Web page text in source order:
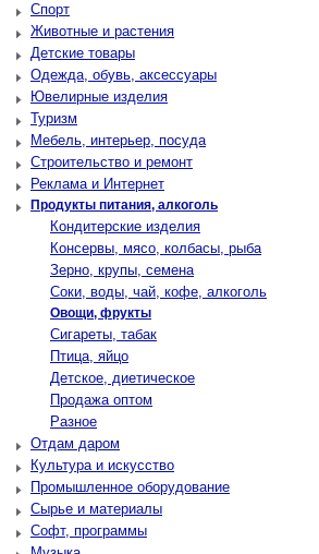
Спорт
Животные и растения
Детские товары
Одежда, обувь, аксессуары
Ювелирные изделия
Туризм
Мебель, интерьер, посуда
Строительство и ремонт
Реклама и Интернет
Продукты питания, алкоголь
Кондитерские изделия
Консервы, мясо, колбасы, рыба
Зерно, крупы, семена
Соки, воды, чай, кофе, алкоголь
Овощи, фрукты
Сигареты, табак
Птица, яйцо
Детское, диетическое
Продажа оптом
Разное
Отдам даром
Культура и искусство
Промышленное оборудование
Сырье и материалы
Софт, программы